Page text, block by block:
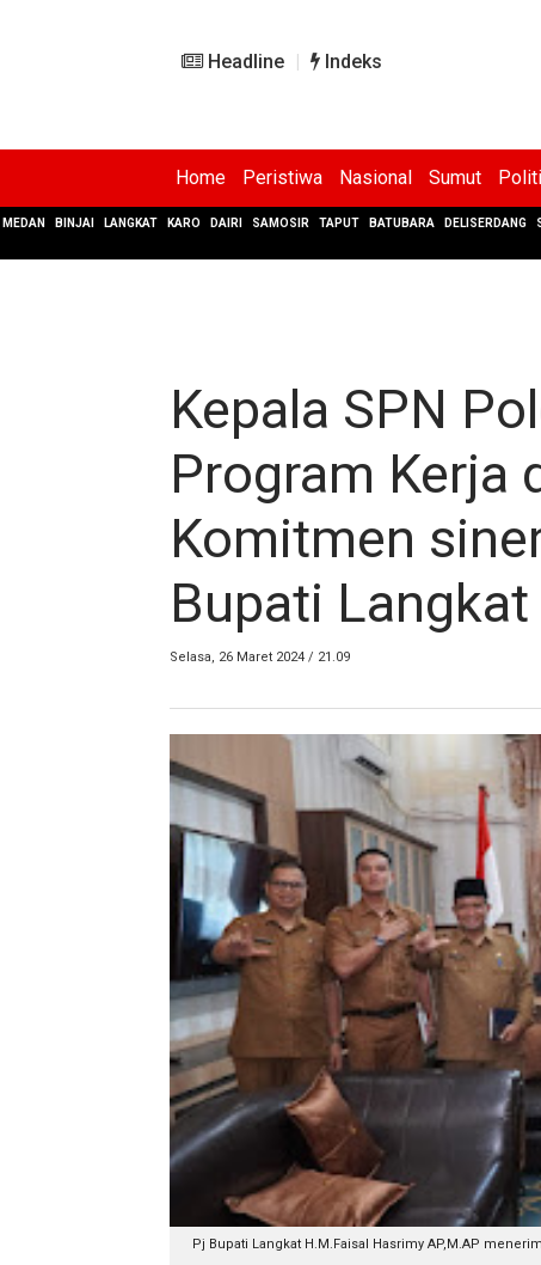
Headline Indeks
Home Peristiwa Nasional Sumut
MEDAN BINJAI LANGKAT KARO DAIRI SAMOSIR TAPUT BATUBARA DELISERDANG
Kepala SPN
Program Kerja
Komitmen
Bupati Langkat
Selasa, 26 Maret 2024 / 21.09
Pj Bupati Langkat H.M.Faisal Hasrimy AP,M.AP